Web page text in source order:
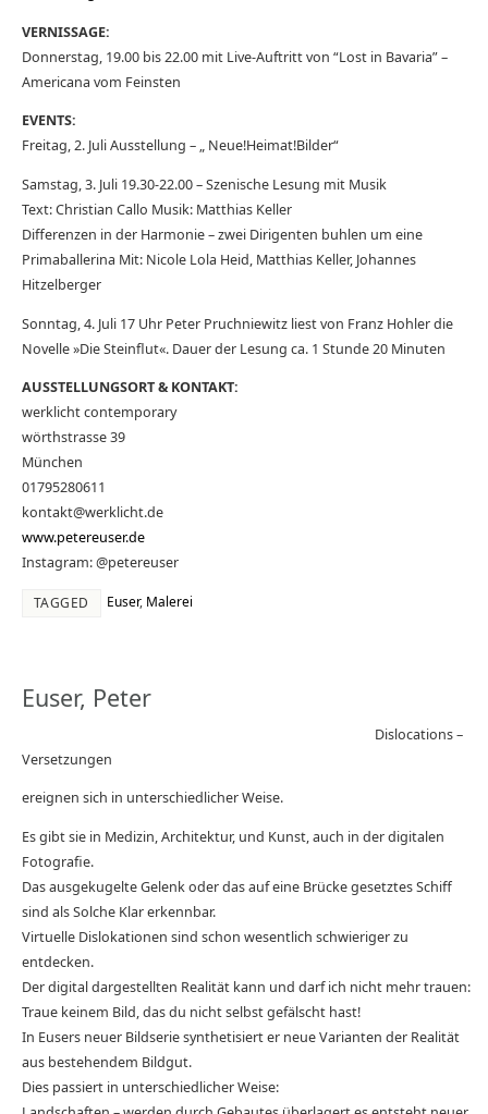
VERNISSAGE:
Donnerstag, 19.00 bis 22.00 mit Live-Auftritt von “Lost in Bavaria” –
Americana vom Feinsten
EVENTS:
Freitag, 2. Juli Ausstellung – „ Neue!Heimat!Bilder“
Samstag, 3. Juli 19.30-22.00 – Szenische Lesung mit Musik
Text: Christian Callo Musik: Matthias Keller
Differenzen in der Harmonie – zwei Dirigenten buhlen um eine
Primaballerina Mit: Nicole Lola Heid, Matthias Keller, Johannes
Hitzelberger
Sonntag, 4. Juli 17 Uhr Peter Pruchniewitz liest von Franz Hohler die
Novelle »Die Steinflut«. Dauer der Lesung ca. 1 Stunde 20 Minuten
AUSSTELLUNGSORT & KONTAKT:
werklicht contemporary
wörthstrasse 39
München
01795280611
kontakt@werklicht.de
www.petereuser.de
Instagram: @petereuser
TAGGED Euser, Malerei
Euser, Peter
Dislocations –
Versetzungen
ereignen sich in unterschiedlicher Weise.
Es gibt sie in Medizin, Architektur, und Kunst, auch in der digitalen
Fotografie.
Das ausgekugelte Gelenk oder das auf eine Brücke gesetztes Schiff
sind als Solche Klar erkennbar.
Virtuelle Dislokationen sind schon wesentlich schwieriger zu
entdecken.
Der digital dargestellten Realität kann und darf ich nicht mehr trauen:
Traue keinem Bild, das du nicht selbst gefälscht hast!
In Eusers neuer Bildserie synthetisiert er neue Varianten der Realität
aus bestehendem Bildgut.
Dies passiert in unterschiedlicher Weise: